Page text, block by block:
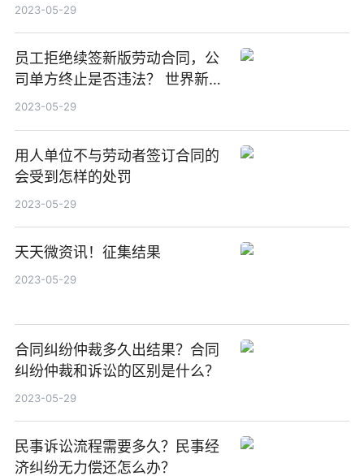
2023-05-29
员工拒绝续签新版劳动合同，公
司单方终止是否违法？ 世界新要
闻
2023-05-29
用人单位不与劳动者签订合同的
会受到怎样的处罚
2023-05-29
天天微资讯！征集结果
2023-05-29
合同纠纷仲裁多久出结果？合同
纠纷仲裁和诉讼的区别是什么？
2023-05-29
民事诉讼流程需要多久？民事经
济纠纷无力偿还怎么办？